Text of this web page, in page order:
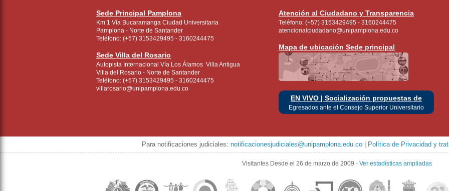
Sede Principal Pamplona
Km 1 Vía Bucaramanga Ciudad Universitaria
Pamplona - Norte de Santander
Teléfono: (+57) 3153429495 - 3160244475
Sede Villa del Rosario
Autopista Internacional Vía Los Álamos Villa Antigua
Villa del Rosario - Norte de Santander
Teléfono: (+57) 3153429495 - 3160244475
villarosario@unipamplona.edu.co
Atención al Ciudadano y Transparencia
Teléfono: (+57) 3153429495 - 3160244475
atencionalciudadano@unipamplona.edu.co
Mapa de ubicación Sede principal
EN VIVO | Socialización propuestas de
Egresados ante el Consejo Superior Universitario
Para notificaciones judiciales: notificacionesjudiciales@unipamplona.edu.co| Política de Privacidad y
Visitantes Desde el 26 de marzo de 2009 - Ver estadísticas ampliadas